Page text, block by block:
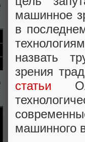
машинное
в
назвать
зрения
статьи
машинного